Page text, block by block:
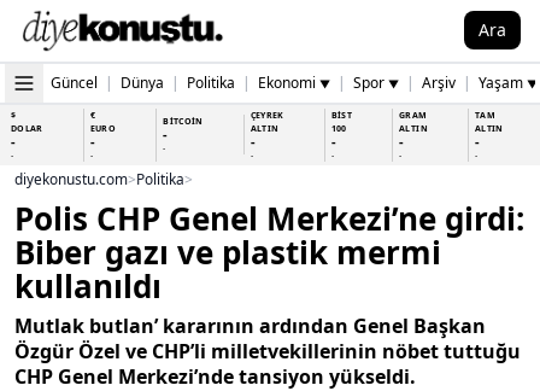
Ara
Güncel | Dünya | Politika | Ekonomi ▼ | Spor ▼ | Arşiv | Yaşam ▼
$
DOLAR
-
-
€
EURO
-
-
BİTCOİN
-
-
ÇEYREK
ALTIN
-
-
BİST
100
-
-
GRAM
ALTIN
-
-
TAM
ALTIN
-
-
diyekonustu.com>Politika>
Polis CHP Genel Merkezi’ne girdi:
Biber gazı ve plastik mermi
kullanıldı
Mutlak butlan’ kararının ardından Genel Başkan
Özgür Özel ve CHP’li milletvekillerinin nöbet tuttuğu
CHP Genel Merkezi’nde tansiyon yükseldi.